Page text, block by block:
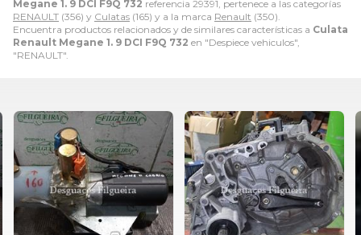
Megane 1. 9 DCI F9Q 732 referencia 29391, pertenece a las categorías
RENAULT (356) y Culatas (165) y a la marca Renault (350).
Encuentra productos relacionados y de similares características a Culata
Renault Megane 1. 9 DCI F9Q 732 en "Despiece vehiculos",
"RENAULT".